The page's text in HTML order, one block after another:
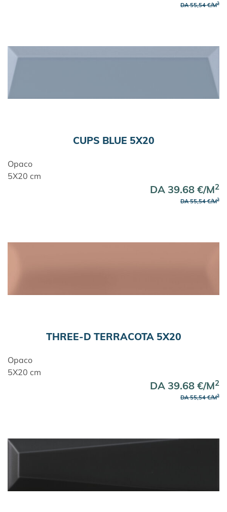
DA 55,54 €/M2
CUPS BLUE 5X20
Opaco
5X20 cm
DA 39.68 €/M2
DA 55,54 €/M2
THREE-D TERRACOTA 5X20
Opaco
5X20 cm
DA 39.68 €/M2
DA 55,54 €/M2